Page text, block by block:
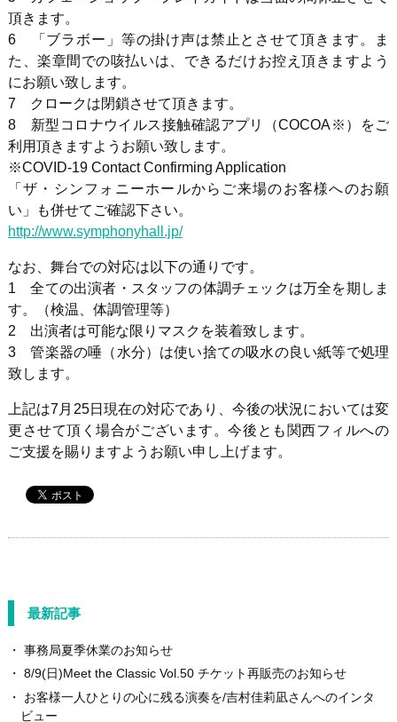
頂きます。
6 「ブラボー」等の掛け声は禁止とさせて頂きます。ま
た、楽章間での咳払いは、できるだけお控え頂きますよう
にお願い致します。
7 クロークは閉鎖させて頂きます。
8 新型コロナウイルス接触確認アプリ（COCOA※）をご
利用頂きますようお願い致します。
※COVID-19 Contact Confirming Application
「ザ・シンフォニーホールからご来場のお客様へのお願
い」も併せてご確認下さい。
http://www.symphonyhall.jp/
なお、舞台での対応は以下の通りです。
1 全ての出演者・スタッフの体調チェックは万全を期しま
す。（検温、体調管理等）
2 出演者は可能な限りマスクを装着致します。
3 管楽器の唾（水分）は使い捨ての吸水の良い紙等で処理
致します。
上記は7月25日現在の対応であり、今後の状況においては変
更させて頂く場合がございます。今後とも関西フィルへの
ご支援を賜りますようお願い申し上げます。
最新記事
事務局夏季休業のお知らせ
8/9(日)Meet the Classic Vol.50 チケット再販売のお知らせ
お客様一人ひとりの心に残る演奏を/吉村佳莉凪さんへのインタ
ビュー